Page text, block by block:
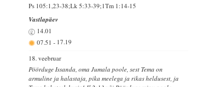
Ps 105:1,23-38;Lk 5:33-39;1Tm 1:14-15
Vastlapäev
14.01
07.51- 17.19
18. veebruar
Pöörduge Issanda, oma Jumala poole, sest Tema on
armuline ja halastaja, pika meelega ja rikas heldusest, ja